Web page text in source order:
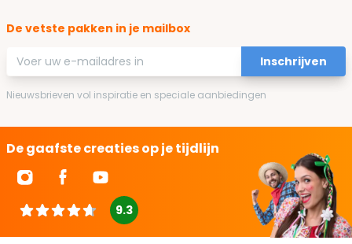
De vetste pakken in je mailbox
E-mailadres
Inschrijven
Nieuwsbrieven vol inspiratie en speciale aanbiedingen
De gaafste creaties op je tijdlijn
9.3